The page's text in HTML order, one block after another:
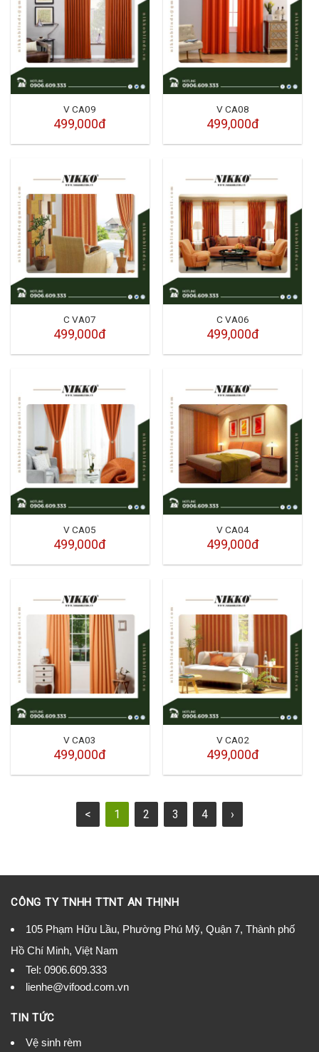
V CA09
499,000đ
V CA08
499,000đ
C VA07
499,000đ
C VA06
499,000đ
V CA05
499,000đ
V CA04
499,000đ
V CA03
499,000đ
V CA02
499,000đ
< 1 2 3 4 ›
CÔNG TY TNHH TTNT AN THỊNH
105 Phạm Hữu Lầu, Phường Phú Mỹ, Quận 7, Thành phố
Hồ Chí Minh, Việt Nam
Tel: 0906.609.333
lienhe@vifood.com.vn
TIN TỨC
Vệ sinh rèm